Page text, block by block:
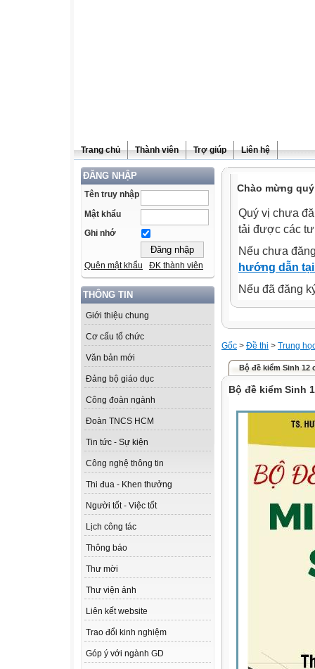
Trang chủ Thành viên Trợ giúp Liên hệ
ĐĂNG NHẬP
Tên truy nhập
Mật khẩu
Ghi nhớ
Quên mật khẩu ĐK thành viên
THÔNG TIN
Giới thiệu chung
Cơ cấu tổ chức
Văn bản mới
Đảng bộ giáo dục
Công đoàn ngành
Đoàn TNCS HCM
Tin tức - Sự kiện
Công nghệ thông tin
Thi đua - Khen thưởng
Người tốt - Việc tốt
Lịch công tác
Thông báo
Thư mời
Thư viện ảnh
Liên kết website
Trao đổi kinh nghiệm
Góp ý với ngành GD
Chào mừng
Quý vị chưa
tải được các
Nếu chưa
hướng dẫn
Nếu đã đăng
Gốc > Đề thi > Trung
Bộ đề kiểm Sinh
Bộ đề kiểm Sinh